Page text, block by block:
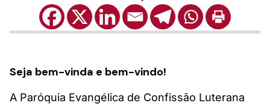
Seja bem-vinda e bem-vindo!
A Paróquia Evangélica de Confissão Luterana